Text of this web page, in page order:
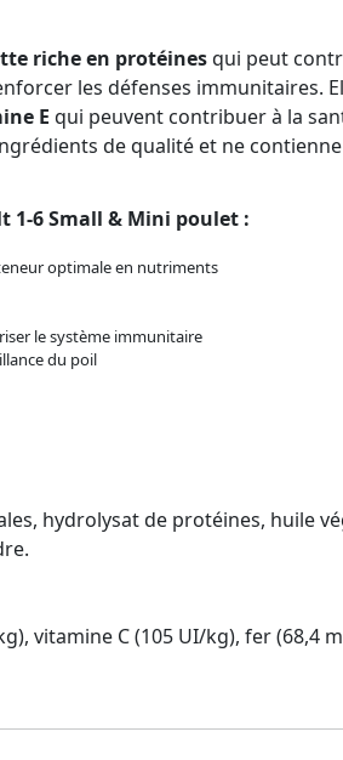
riche en protéinesqui peut
les défenses immunitaires.
E qui peuvent contribuer à la
de qualité et ne
1-6 Small & Mini poulet :
optimale en nutriments
le système immunitaire
du poil
hydrolysat de protéines, huile
vitamine C (105 UI/kg), fer (68,4